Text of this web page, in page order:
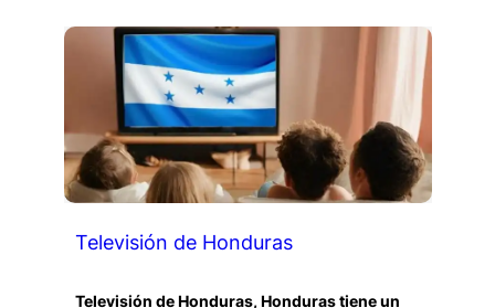
Televisión de Honduras
Televisión de Honduras, Honduras tiene un